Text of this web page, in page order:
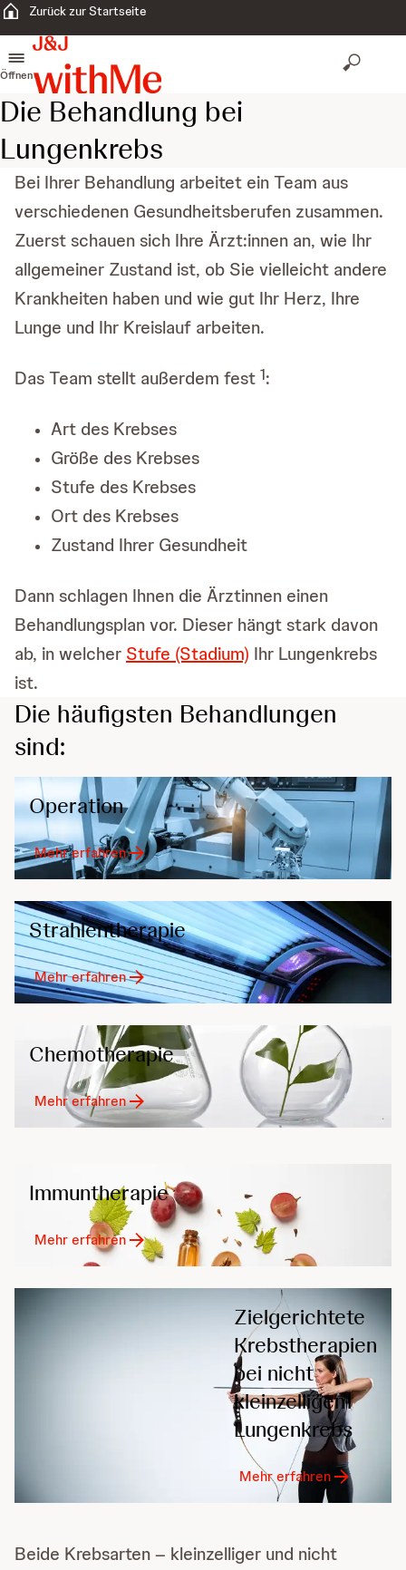
Zurück zur Startseite
Öffnen
Die Behandlung bei
Lungenkrebs
Bei Ihrer Behandlung arbeitet ein Team aus
verschiedenen Gesundheitsberufen zusammen.
Zuerst schauen sich Ihre Ärzt:innen an, wie Ihr
allgemeiner Zustand ist, ob Sie vielleicht andere
Krankheiten haben und wie gut Ihr Herz, Ihre
Lunge und Ihr Kreislauf arbeiten.
Das Team stellt außerdem fest 1:
Art des Krebses
Größe des Krebses
Stufe des Krebses
Ort des Krebses
Zustand Ihrer Gesundheit
Dann schlagen Ihnen die Ärztinnen einen
Behandlungsplan vor. Dieser hängt stark davon
ab, in welcher Stufe (Stadium) Ihr Lungenkrebs
ist.
Die häufigsten Behandlungen
sind:
Operation
Mehr erfahren
Strahlentherapie
Mehr erfahren
Chemotherapie
Mehr erfahren
Immuntherapie
Mehr erfahren
Zielgerichtete
Krebstherapien
bei nicht
kleinzelligem
Lungenkrebs
Mehr erfahren
Beide Krebsarten – kleinzelliger und nicht